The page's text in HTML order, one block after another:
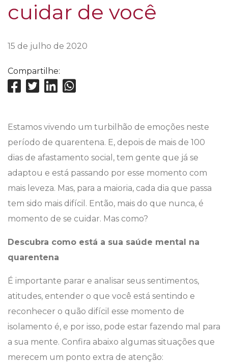
cuidar de você
15 de julho de 2020
Compartilhe:
Estamos vivendo um turbilhão de emoções neste
período de quarentena. E, depois de mais de 100
dias de afastamento social, tem gente que já se
adaptou e está passando por esse momento com
mais leveza. Mas, para a maioria, cada dia que passa
tem sido mais difícil. Então, mais do que nunca, é
momento de se cuidar. Mas como?
Descubra como está a sua saúde mental na
quarentena
É importante parar e analisar seus sentimentos,
atitudes, entender o que você está sentindo e
reconhecer o quão difícil esse momento de
isolamento é, e por isso, pode estar fazendo mal para
a sua mente. Confira abaixo algumas situações que
merecem um ponto extra de atenção: